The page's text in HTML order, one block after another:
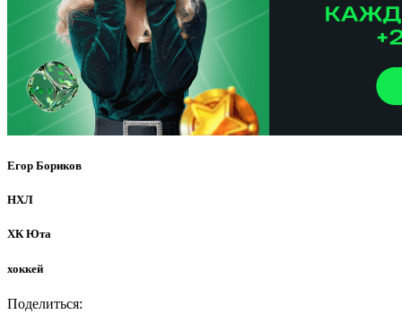
Егор Бориков
НХЛ
ХК Юта
хоккей
Поделиться: